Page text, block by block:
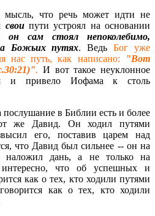
мысль, что речь может идти не
своипути устроял на основании
он сам стоял непоколебимо,
Божьих путях. ВедьБог уже
нас путь, как написано:
"Вот
. И вот такое неуклонное
и привело Иофама к столь
послушание в Библии есть и более
же Давид. Он ходил путями
его, поставив царем над
что Давид был сильнее -- он на
дань, а не только на
что об успешных и
как о тех, кто ходили путями
как о тех, кто ходили